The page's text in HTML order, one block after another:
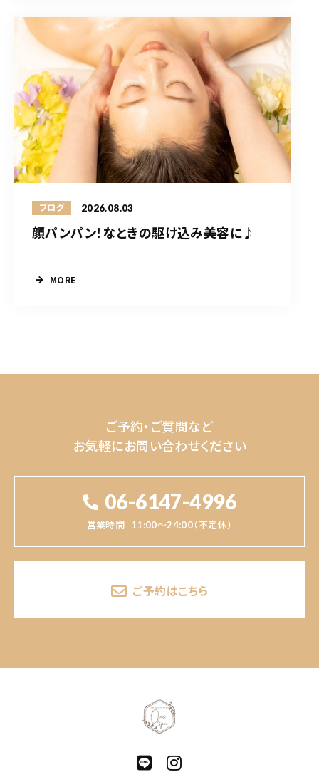
ブログ 2026.08.03
顔パンパン！なときの駆け込み美容に♪
MORE
ご予約・ご質問など
お気軽にお問い合わせください
06-6147-4996
営業時間 11:00～24:00（不定休）
ご予約はこちら